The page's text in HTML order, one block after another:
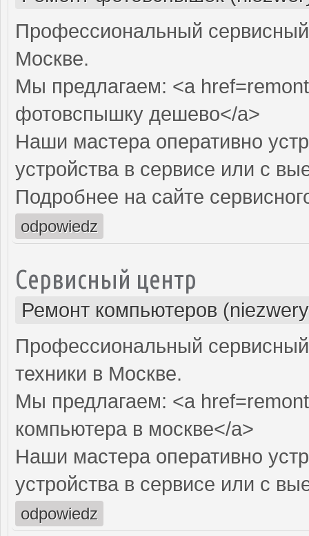
Профессиональный
Москве.
Мы предлагаем: <a
фотовспышку дешево</a>
Наши мастера оперативно
устройства в сервисе или с
Подробнее на сайте
odpowiedz
Сервисный центр
Ремонт компьютеров
Профессиональный
техники в Москве.
Мы предлагаем: <a
компьютера в москве</a>
Наши мастера оперативно
устройства в сервисе или с
odpowiedz